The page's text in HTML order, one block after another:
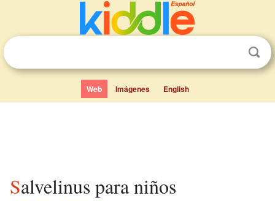
Web Imágenes English
Salvelinus para niños